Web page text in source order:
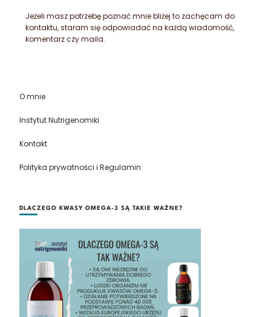
Jeżeli masz potrzebę poznać mnie bliżej to zachęcam do
kontaktu, staram się odpowiadać na każdą wiadomość,
komentarz czy maila.
O mnie
Instytut Nutrigenomiki
Kontakt
Polityka prywatności i Regulamin
DLACZEGO KWASY OMEGA-3 SĄ TAKIE WAŻNE?